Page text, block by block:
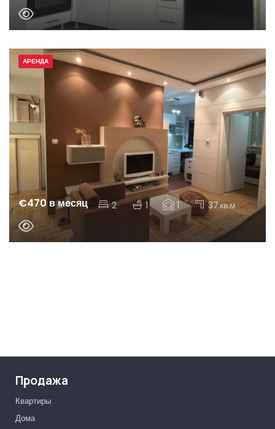
АРЕНДА
€470 в месяц 2 1 1 37кв.м
Продажа
Квартиры
Дома